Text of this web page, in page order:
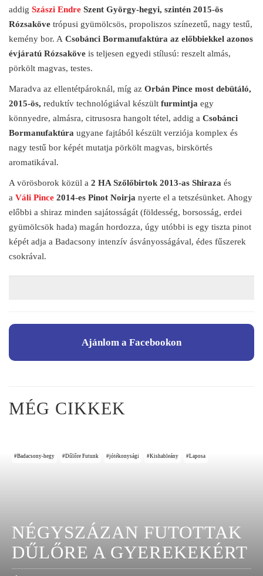
addig Szászi Endre Szent György-hegyi, szintén 2015-ös
Rózsaköve trópusi gyümölcsös, propoliszos színezetű, nagy testű,
kemény bor. A Csobánci Bormanufaktúra az előbbiekkel azonos
évjáratú Rózsaköve is teljesen egyedi stílusú: reszelt almás,
pörkölt magvas, testes.
Maradva az ellentétpároknál, míg az Orbán Pince most debütáló,
2015-ös, reduktív technológiával készült furmintja egy
könnyedre, almásra, citrusosra hangolt tétel, addig a Csobánci
Bormanufaktúra ugyane fajtából készült verziója komplex és
nagy testű bor képét mutatja pörkölt magvas, birskörtés
aromatikával.
A vörösborok közül a 2 HA Szőlőbirtok 2013-as Shiraza és
a Váli Pince 2014-es Pinot Noirja nyerte el a tetszésünket. Ahogy
előbbi a shiraz minden sajátosságát (földesség, borsosság, erdei
gyümölcsök hada) magán hordozza, úgy utóbbi is egy tiszta pinot
képét adja a Badacsony intenzív ásványosságával, édes fűszerek
csokrával.
Ajánlom a Facebookon
MÉG CIKKEK
Badacsony-hegy Dűlőre Futunk jótékonysági Kishableány Laposa
NÉGYSZÁZAN FUTOTTAK
DŰLŐRE A GYEREKEKÉRT